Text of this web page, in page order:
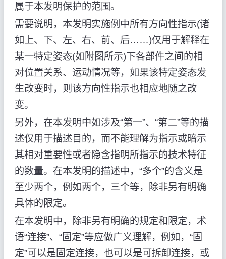
属于本发明保护的范围。
需要说明，本发明实施例中所有方向性指示(诸
如上、下、左、右、前、后……)仅用于解释在
某一特定姿态(如附图所示)下各部件之间的相
对位置关系、运动情况等，如果该特定姿态发
生改变时，则该方向性指示也相应地随之改
变。
另外，在本发明中如涉及“第一”、“第二”等的描
述仅用于描述目的，而不能理解为指示或暗示
其相对重要性或者隐含指明所指示的技术特征
的数量。在本发明的描述中，“多个”的含义是
至少两个，例如两个，三个等，除非另有明确
具体的限定。
在本发明中，除非另有明确的规定和限定，术
语“连接”、“固定”等应做广义理解，例如，“固
定”可以是固定连接，也可以是可拆卸连接，或